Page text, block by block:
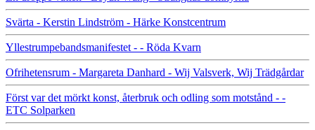
Svärta - Kerstin Lindström - Härke Konstcentrum
Yllestrumpebandsmanifestet - - Röda Kvarn
Ofrihetensrum - Margareta Danhard - Wij Valsverk, Wij Trädgårdar
Först var det mörkt konst, återbruk och odling som motstånd - -
ETC Solparken